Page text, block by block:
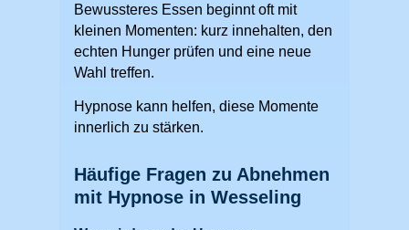
Bewussteres Essen beginnt oft mit
kleinen Momenten: kurz innehalten, den
echten Hunger prüfen und eine neue
Wahl treffen.
Hypnose kann helfen, diese Momente
innerlich zu stärken.
Häufige Fragen zu Abnehmen
mit Hypnose in Wesseling